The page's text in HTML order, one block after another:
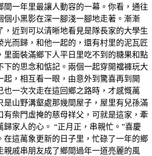
間一年里最讓人動容的一幕。你看，通往
個小黑影在深一腳淺一腳地走著。漸漸
，近到可以清晰地看見是隊長家的大學生
光而歸，和他一起的，還有村里的泥瓦匠
里面裝滿鄉下人平日里吃不到的糖果和點
下的思念和惦記。兩個一起穿開襠褲玩大
起，相互看一眼，由意外到驚喜再到開
也一次次走在這回鄉之路時，才感慨萬
是山野溝壑處那幾間屋子，屋里有兒孫滿
有柴門虛掩的慈母祥父，可就是這家，牽
歸家人的心。 “正月正，串親忙。”喜慶
在這萬象更新的日子里，忙碌了一年的鄉
親戚串朋友成了鄉間過年一道亮麗的風